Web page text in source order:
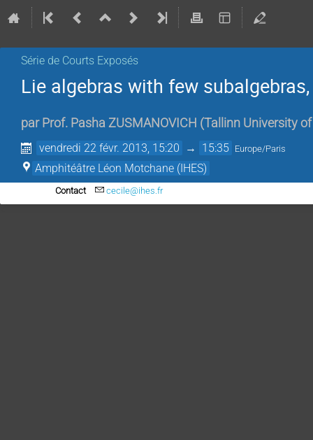
Série de Courts Exposés
Lie algebras with few
par Prof. Pasha ZUSMANOVICH (Tallinn University
vendredi 22 févr. 2013, 15:20 → 15:35 Europe/Paris
Amphitéâtre Léon Motchane (IHES)
Contact cecile@ihes.fr